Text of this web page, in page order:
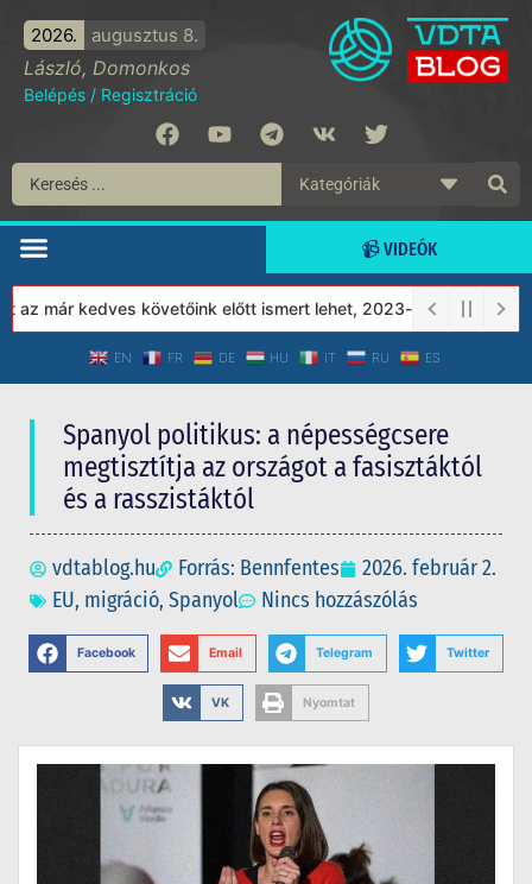
2026. augusztus 8.
László, Domonkos
Belépés / Regisztráció
📹 VIDEÓK
kedves követőink előtt ismert lehet, 2023-tól a Védett
EN FR DE HU IT RU ES
Spanyol politikus: a népességcsere
megtisztítja az országot a fasisztáktól
és a rasszistáktól
vdtablog.hu Forrás: Bennfentes
2026. február 2.
EU, migráció, Spanyol Nincs hozzászólás
Facebook Email Telegram Twitter
VK Nyomtat